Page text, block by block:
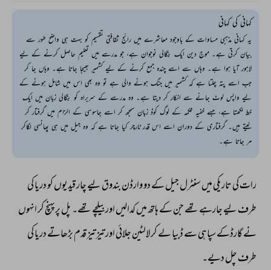
کہانی کی کہانی
یہ کہانی مذہبی مساوات کے باوجود معاشرے میں رائج ثقافتی تقسیم کو بہت ہی واضح طور سے
بیان کرتی ہے۔ موج دین ایک بنگالی نوجوان ہے، جو مدرسے میں تعلیم حاصل کرنے کے لیے
لاہور آیا ہوا ہے۔ وہاں سے اسے چندہ جمع کرنے کے لیے کشمیر بھیجا جاتا ہے۔ وہاں جا کر
جب اسے پتہ چلتا ہے کہ کشمیر میں جنگ ہونے والی ہے تو وہ بھی اس میں شامل ہونے کے
لیے واپس لوٹ جانے سے انکار کر دیتا ہے۔ وہ مدرسے کے سربراہ کو بنگالی زبان میں ایک
خط لکھتا ہے، جسے خفیہ محکمہ کے لوگ کوڈ زبان سمجھ کر اسے جاسوسی کے الزام میں گرفتار کر
لیتے ہیں۔ گرفتاری کے دوران اسے اس قدر ٹارچر کیا جاتا ہے کہ وہ جیل میں ہی پھانسی لگاکر
مر جاتا ہے۔
رات کی تاریکی میں سنٹرل جیل کے دو وارڈن بندوق لیے چار قیدیوں کو دریا کی
طرف لیے جارہے تھے جن کے ہاتھ میں کدالیں اور بیلچے تھے۔ پل پرپہنچ کر انہوں
نے گارڈکے سپاہی سے ڈبیا لے کر لالٹین جلائی اور تیز تیز قدم بڑھاتے دریا کی
طرف چل دیے۔